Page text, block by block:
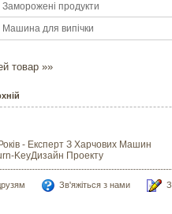
Заморожені продукти
Машина для випічки
товар »»
- Експерт З Харчових Машин
KeyДизайн Проекту
Зв'яжіться з нами